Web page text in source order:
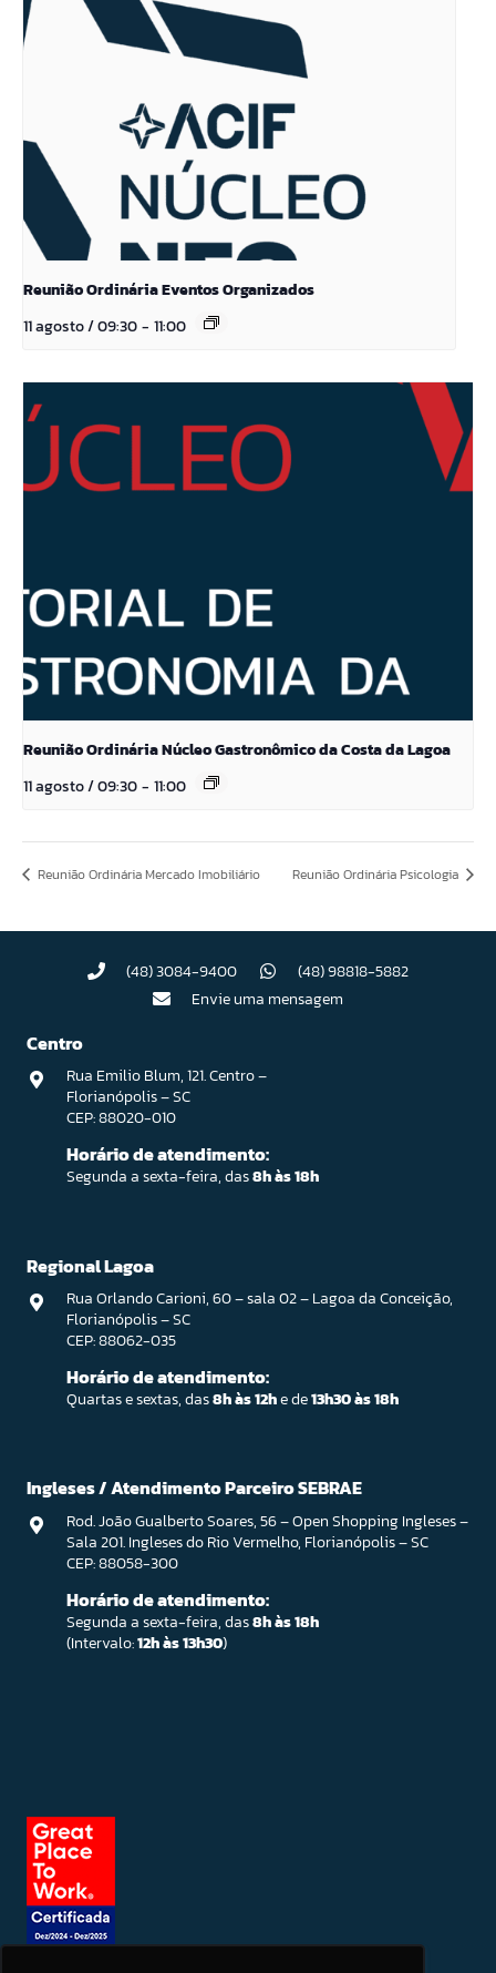
Reunião Ordinária Eventos Organizados
11 agosto / 09:30- 11:00
Reunião Ordinária Núcleo Gastronômico da Costa da Lagoa
11 agosto / 09:30- 11:00
Reunião Ordinária Mercado Imobiliário Reunião Ordinária Psicologia
(48) 3084-9400
(48) 98818-5882
Envie uma mensagem
Centro
Rua Emilio Blum, 121. Centro –
Florianópolis – SC
CEP: 88020-010
Horário de atendimento:
Segunda a sexta-feira, das8h às 18h
Regional Lagoa
Rua Orlando Carioni, 60 – sala 02 – Lagoa da Conceição,
Florianópolis – SC
CEP: 88062-035
Horário de atendimento:
Quartas e sextas, das8h às 12he de13h30 às 18h
Ingleses / Atendimento Parceiro SEBRAE
Rod. João Gualberto Soares, 56 – Open Shopping Ingleses –
Sala 201. Ingleses do Rio Vermelho, Florianópolis – SC
CEP: 88058-300
Horário de atendimento:
Segunda a sexta-feira, das8h às 18h
(Intervalo:12h às 13h30)